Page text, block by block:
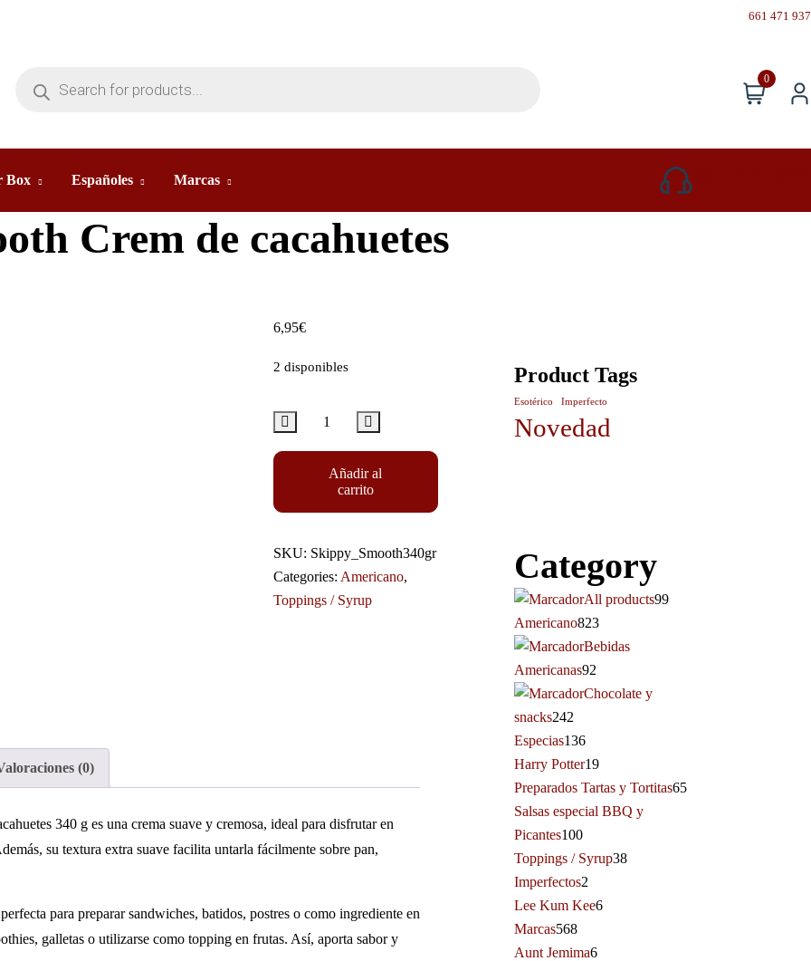
661 471 937
0
Box Españoles Marcas
Crem de cacahuetes
6,95€
2 disponibles
Añadir al
carrito
SKU: Skippy_Smooth340gr
Categories: Americano,
Toppings / Syrup
(0)
340 g es una crema suave y cremosa, ideal para disfrutar en
su textura extra suave facilita untarla fácilmente sobre pan,
para preparar sandwiches, batidos, postres o como ingrediente en
galletas o utilizarse como topping en frutas. Así, aporta sabor y
Product Tags
Esotérico Imperfecto
Novedad
Category
All products99
Americano823
Bebidas
Americanas92
Chocolate y
snacks242
Especias136
Harry Potter19
Preparados Tartas y Tortitas65
Salsas especial BBQ y
Picantes100
Toppings / Syrup38
Imperfectos2
Lee Kum Kee6
Marcas568
Aunt Jemima6